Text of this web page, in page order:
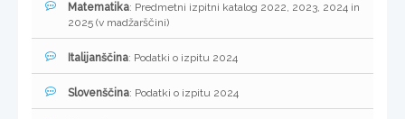
Matematika: Predmetni izpitni katalog 2022, 2023, 2024 in
2025 (v madžarščini)
Italijanščina: Podatki o izpitu 2024
Slovenščina: Podatki o izpitu 2024